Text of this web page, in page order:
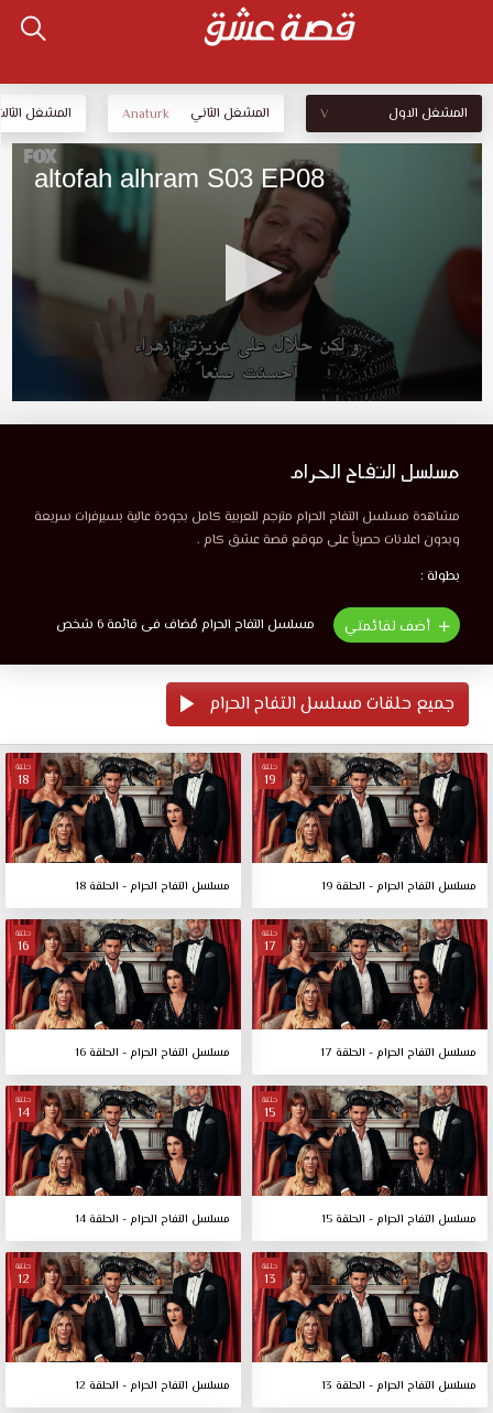
المشغل الاول V المشغل الثاني Anaturk المشغل
مسلسل التفاح الحرام
مشاهدة مسلسل التفاح الحرام مترجم للعربية كامل بجودة عالية بسيرفرات سريعة
وبدون اعلانات حصرياً على موقع قصة عشق كام .
بطولة :
أضف لقائمتي مسلسل التفاح الحرام مُضاف فى قائمة 6 شخص
جميع حلقات مسلسل التفاح الحرام
حلقة
19
مسلسل التفاح الحرام - الحلقة 19
حلقة
18
مسلسل التفاح الحرام - الحلقة 18
حلقة
17
مسلسل التفاح الحرام - الحلقة 17
حلقة
16
مسلسل التفاح الحرام - الحلقة 16
حلقة
15
مسلسل التفاح الحرام - الحلقة 15
حلقة
14
مسلسل التفاح الحرام - الحلقة 14
حلقة
13
مسلسل التفاح الحرام - الحلقة 13
حلقة
12
مسلسل التفاح الحرام - الحلقة 12